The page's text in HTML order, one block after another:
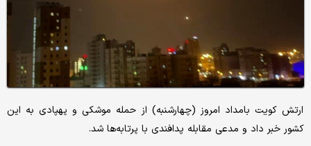
ارتش کویت بامداد امروز (چهارشنبه) از حمله موشکی و پهپادی به این
کشور خبر داد و مدعی مقابله پدافندی با پرتابه‌ها شد.